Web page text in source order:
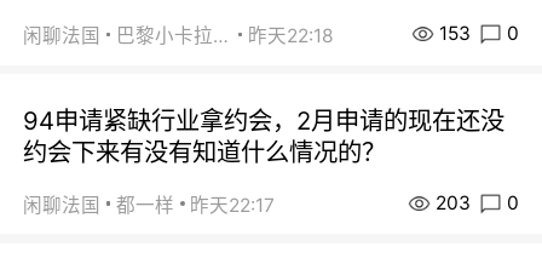
闲聊法国 巴黎小卡拉咪 昨天22:18 153 0
94申请紧缺行业拿约会，2月申请的现在还没
约会下来有没有知道什么情况的？
闲聊法国 都一样 昨天22:17 203 0